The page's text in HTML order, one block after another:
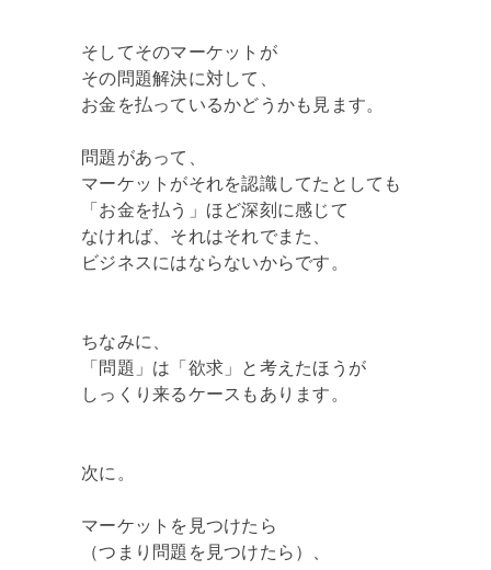
そしてそのマーケットが
その問題解決に対して、
お金を払っているかどうかも見ます。
問題があって、
マーケットがそれを認識してたとしても
「お金を払う」ほど深刻に感じて
なければ、それはそれでまた、
ビジネスにはならないからです。
ちなみに、
「問題」は「欲求」と考えたほうが
しっくり来るケースもあります。
次に。
マーケットを見つけたら
（つまり問題を見つけたら）、